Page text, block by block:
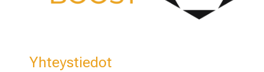
Yhteystiedot